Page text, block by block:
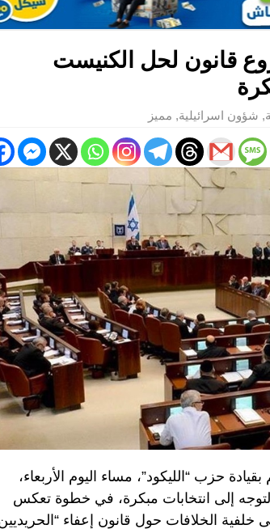
قانون لحل الكنيست
, شؤون اسرائيلية, مميز
حزب “الليكود”، مساء اليوم الأربعاء،
قانون لحل الكنيست الـ25 والتوجه إلى انتخابات مبكرة، في خطوة تعكس
خلفية الخلافات حول قانون إعفاء